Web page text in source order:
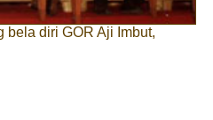
bela diri GOR Aji Imbut,